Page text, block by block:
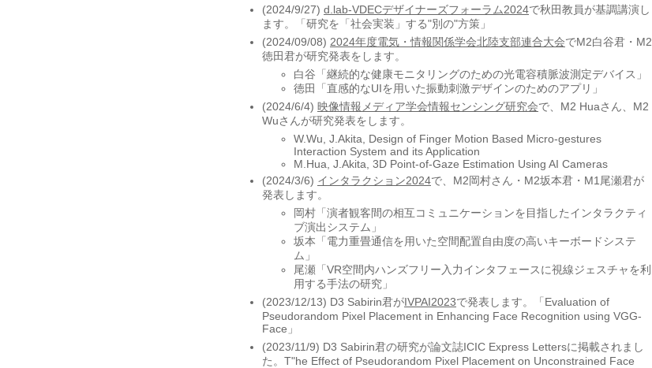
(2024/9/27) d.lab-VDECデザイナーズフォーラム2024で秋田教員が基調講演し
ます。「研究を「社会実装」する"別の"方策」
(2024/09/08) 2024年度電気・情報関係学会北陸支部連合大会でM2白谷君・M2
徳田君が研究発表をします。
白谷「継続的な健康モニタリングのための光電容積脈波測定デバイス」
徳田「直感的なUIを用いた振動刺激デザインのためのアプリ」
(2024/6/4) 映像情報メディア学会情報センシング研究会で、M2 Huaさん、M2
Wuさんが研究発表をします。
W.Wu, J.Akita, Design of Finger Motion Based Micro-gestures
Interaction System and its Application
M.Hua, J.Akita, 3D Point-of-Gaze Estimation Using AI Cameras
(2024/3/6) インタラクション2024で、M2岡村さん・M2坂本君・M1尾瀬君が
発表します。
岡村「演者観客間の相互コミュニケーションを目指したインタラクティ
ブ演出システム」
坂本「電力重畳通信を用いた空間配置自由度の高いキーボードシステ
ム」
尾瀬「VR空間内ハンズフリー入力インタフェースに視線ジェスチャを利
用する手法の研究」
(2023/12/13) D3 Sabirin君がIVPAI2023で発表します。「Evaluation of
Pseudorandom Pixel Placement in Enhancing Face Recognition using VGG-
Face」
(2023/11/9) D3 Sabirin君の研究が論文誌ICIC Express Lettersに掲載されまし
た。T"he Effect of Pseudorandom Pixel Placement on Unconstrained Face